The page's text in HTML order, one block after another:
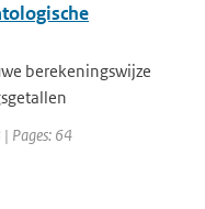
berekeningswijze
Pages: 64